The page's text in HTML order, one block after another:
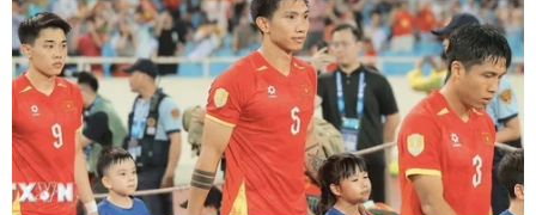
Mật ong hoa càphê Gia Lai được cấp Giấy